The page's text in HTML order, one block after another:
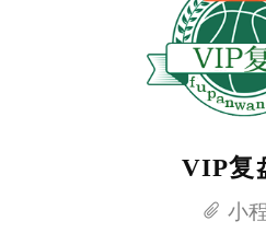
VIP复
小